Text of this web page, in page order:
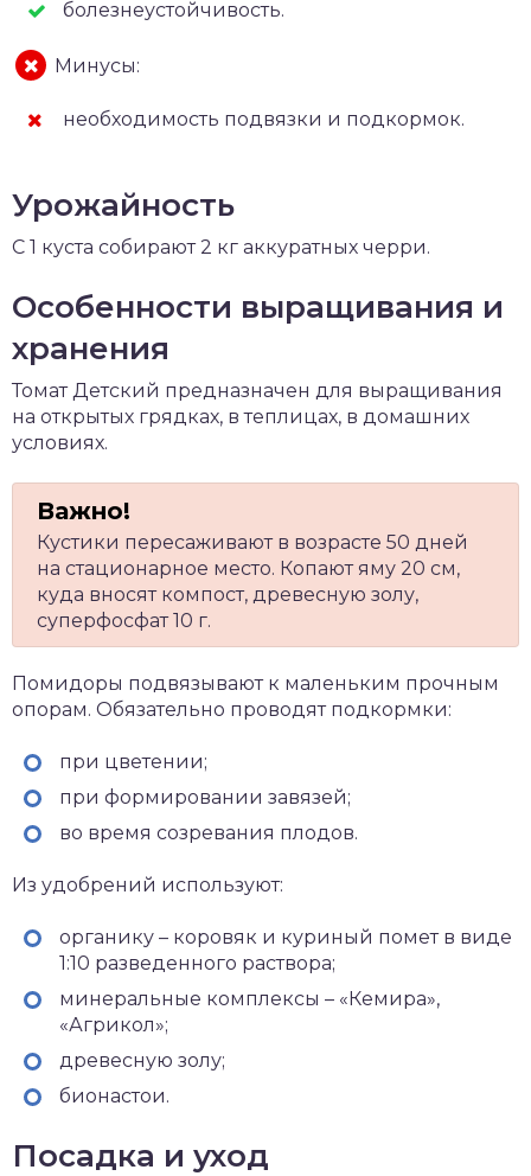
болезнеустойчивость.
Минусы:
необходимость подвязки и подкормок.
Урожайность
С 1 куста собирают 2 кг аккуратных черри.
Особенности выращивания и
хранения
Томат Детский предназначен для выращивания
на открытых грядках, в теплицах, в домашних
условиях.
Кустики пересаживают в возрасте 50 дней
на стационарное место. Копают яму 20 см,
куда вносят компост, древесную золу,
суперфосфат 10 г.
Помидоры подвязывают к маленьким прочным
опорам. Обязательно проводят подкормки:
при цветении;
при формировании завязей;
во время созревания плодов.
Из удобрений используют:
органику – коровяк и куриный помет в виде
1:10 разведенного раствора;
минеральные комплексы – «Кемира»,
«Агрикол»;
древесную золу;
бионастои.
Посадка и уход